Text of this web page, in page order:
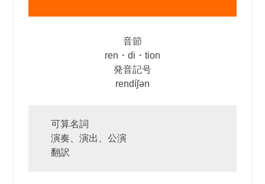
音節
ren・di・tion
発音記号
rendíʃən
可算名詞
演奏、演出、公演
翻訳